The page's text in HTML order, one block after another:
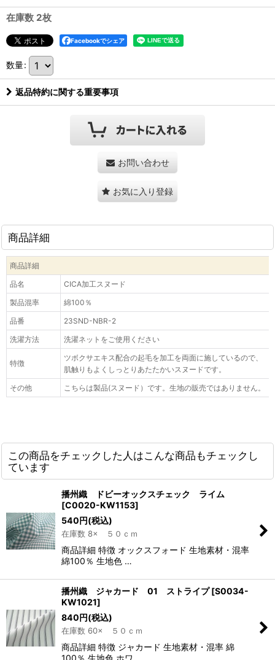
在庫数 2枚
Facebookでシェア
数量:
返品特約に関する重要事項
お問い合わせ
お気に入り登録
商品詳細
商品詳細
品名
CICA加工スヌード
製品混率
綿100％
品番
23SND-NBR-2
洗濯方法
洗濯ネットをご使用ください
特徴
ツボクサエキス配合の起毛を加工を両面に施しているので、
肌触りもよくしっとりあたたかいスヌードです。
その他
こちらは製品(スヌード）です。生地の販売ではありません。
この商品をチェックした人はこんな商品もチェックし
ています
播州織 ドビーオックスチェック ライム
[C0020-KW1153]
540円(税込)
在庫数 8× ５０ｃｍ
商品詳細 特徴 オックスフォード 生地素材・混率
綿100％ 生地色 …
播州織 ジャカード 01 ストライプ [S0034-
KW1021]
840円(税込)
在庫数 60× ５０ｃｍ
商品詳細 特徴 ジャカード 生地素材・混率 綿
100％ 生地色 ホワ…